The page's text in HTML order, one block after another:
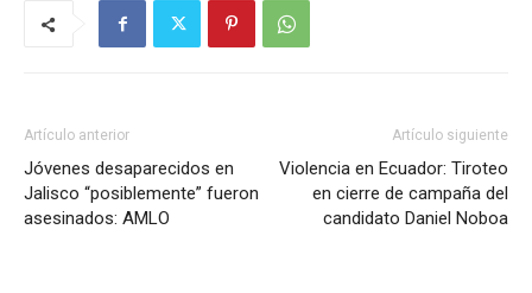
Artículo anterior
Jóvenes desaparecidos en
Jalisco “posiblemente” fueron
asesinados: AMLO
Artículo siguiente
Violencia en Ecuador: Tiroteo
en cierre de campaña del
candidato Daniel Noboa